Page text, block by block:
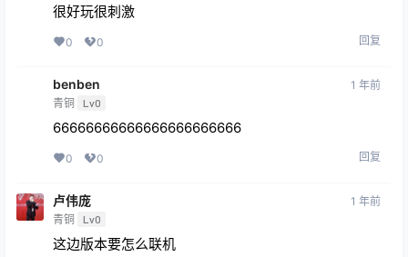
很好玩很刺激
0 0 回复
benben
青铜 Lv0
1 年前
66666666666666666666666
0 0 回复
卢伟庞
青铜 Lv0
1 年前
这边版本要怎么联机